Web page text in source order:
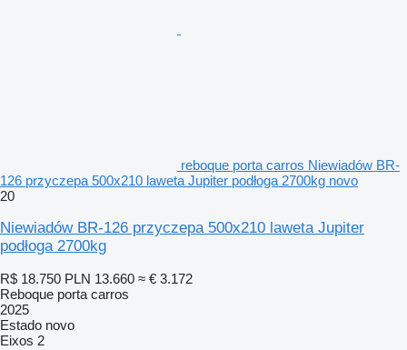
reboque porta carros Niewiadów BR-
126 przyczepa 500x210 laweta Jupiter podłoga 2700kg novo
20
Niewiadów BR-126 przyczepa 500x210 laweta Jupiter
podłoga 2700kg
R$ 18.750 PLN 13.660 ≈ € 3.172
Reboque porta carros
2025
Estado novo
Eixos 2